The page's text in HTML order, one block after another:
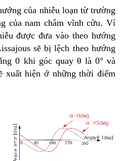
của nhiễu loạn từ trường
của nam châm vĩnh cửu. Ví
được đưa vào theo hướng
sẽ bị lệch theo hướng
0 khi góc quay θ là 0° và
xuất hiện ở những thời điểm